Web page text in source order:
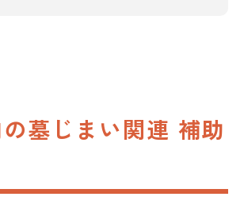
墓じまい関連 補助